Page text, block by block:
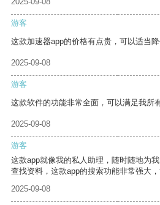
游客
这款加速器app的价格有点贵，可以适当
2025-09-08
游客
这款软件的功能非常全面，可以满足我所
2025-09-08
游客
这款app就像我的私人助理，随时随地为
查找资料，这款app的搜索功能非常强大
2025-09-08